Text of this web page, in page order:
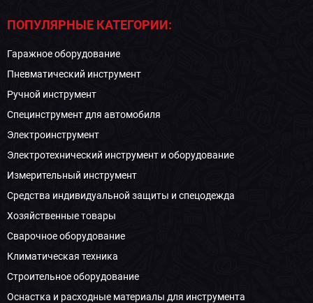
ПОПУЛЯРНЫЕ КАТЕГОРИИ:
Гаражное оборудование
Пневматический инструмент
Ручной инструмент
Специнструмент для автомобиля
Электроинструмент
Электротехнический инструмент и оборудование
Измерительный инструмент
Средства индивидуальной защиты и спецодежда
Хозяйственные товары
Сварочное оборудование
Климатическая техника
Строительное оборудование
Оснастка и расходные материалы для инструмента